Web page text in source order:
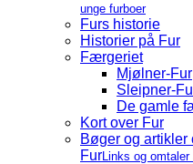
unge furboer
Furs historie
Historier på Fur
Færgeriet
Mjølner-Fur
Sleipner-
De gamle
Kort over Fur
Bøger og artikler
FurLinks og